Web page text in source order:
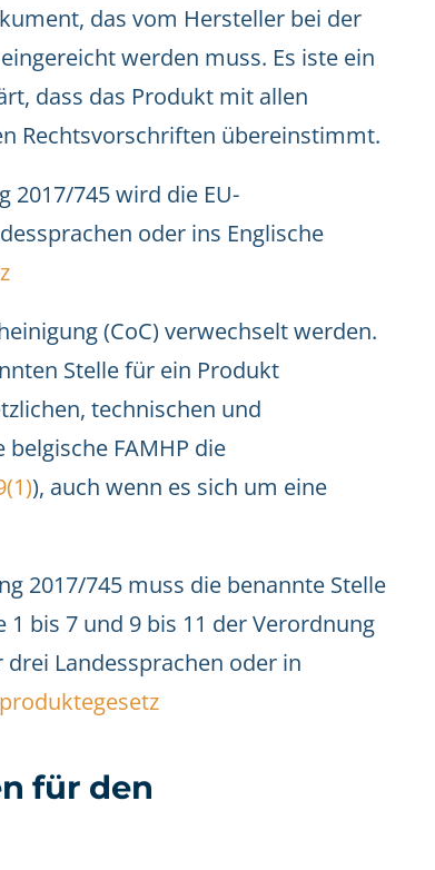
das vom Hersteller bei der
werden muss. Es iste ein
dass das Produkt mit allen
Rechtsvorschriften übereinstimmt.
2017/745 wird die EU-
oder ins Englische
(CoC) verwechselt werden.
Stelle für ein Produkt
technischen und
FAMHP die
), auch wenn es sich um eine
2017/745 muss die benannte Stelle
bis 7 und 9 bis 11 der Verordnung
Landessprachen oder in
für den